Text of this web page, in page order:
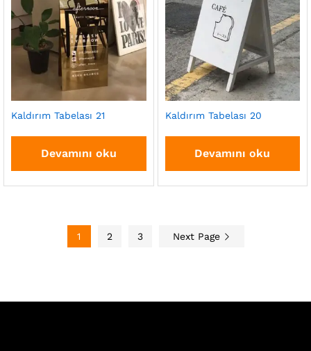
Kaldırım Tabelası 21
Devamını oku
Kaldırım Tabelası 20
Devamını oku
1 2 3 Next Page